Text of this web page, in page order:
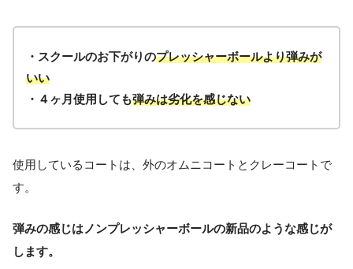
・スクールのお下がりのプレッシャーボールより弾みが
いい
・４ヶ月使用しても弾みは劣化を感じない
使用しているコートは、外のオムニコートとクレーコートで
す。
弾みの感じはノンプレッシャーボールの新品のような感じが
します。